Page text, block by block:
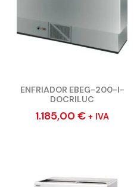
ENFRIADOR EBEG-200-I-
DOCRILUC
1.185,00 € + IVA